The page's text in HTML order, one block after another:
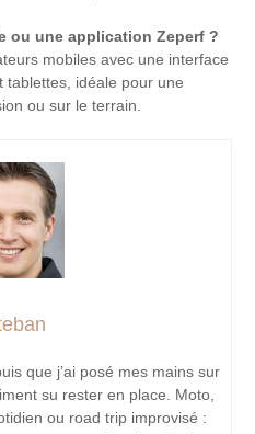
ou une application Zeperf ?
mobiles avec une interface
tablettes, idéale pour une
ou sur le terrain.
que j’ai posé mes mains sur
su rester en place. Moto,
ou road trip improvisé :